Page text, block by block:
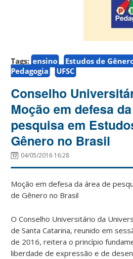
Tags: ensino Estudos de
Pedagogia
UFSC
Conselho
Moção em defesa
pesquisa em
Gênero no Brasil
04/05/2016 16:28
Moção em defesa da área de
de Gênero no Brasil
O Conselho Universitário da
de Santa Catarina, reunido em
de 2016, reitera o princípio
liberdade de expressão e de